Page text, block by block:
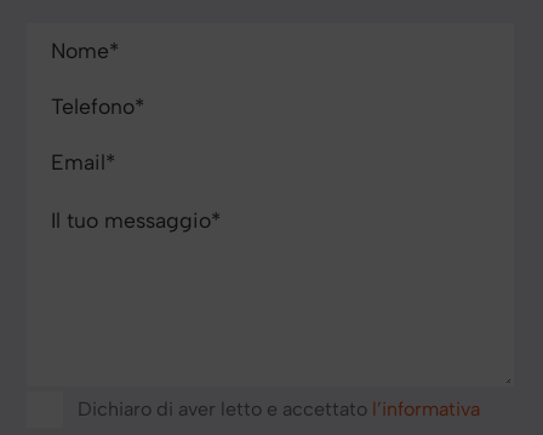
Dichiaro di aver letto e accettato l’informativa